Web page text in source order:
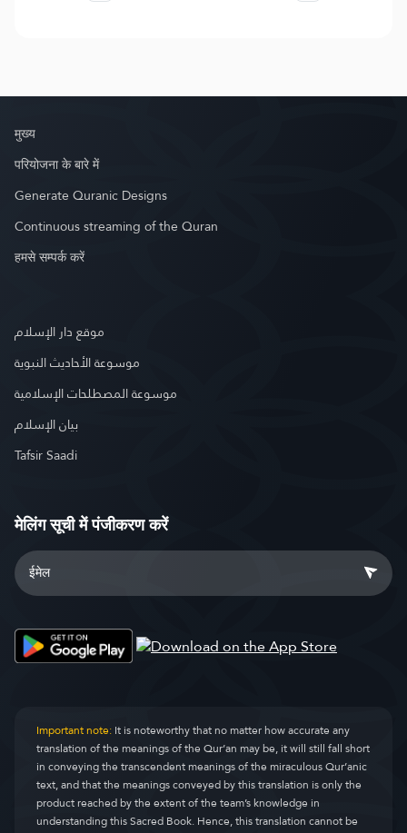
मुख्य
परियोजना के बारे में
Generate Quranic Designs
Continuous streaming of the Quran
हमसे सम्पर्क करें
موقع دار الإسلام
موسوعة الأحاديث النبوية
موسوعة المصطلحات الإسلامية
بيان الإسلام
Tafsir Saadi
मेलिंग सूची में पंजीकरण करें
Important note:It is noteworthy that no matter how accurate any
translation of the meanings of the Qur’an may be, it will still fall short
in conveying the transcendent meanings of the miraculous Qur’anic
text, and that the meanings conveyed by this translation is only the
product reached by the extent of the team’s knowledge in
understanding this Sacred Book. Hence, this translation cannot be